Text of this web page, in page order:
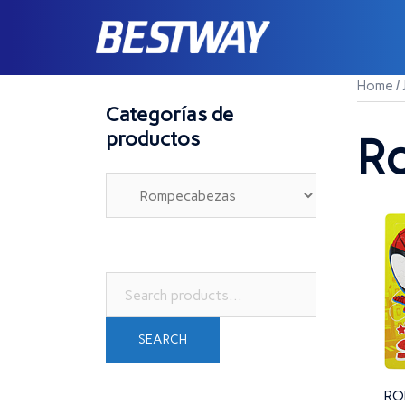
Home /
Categorías de
productos
for:
SEARCH